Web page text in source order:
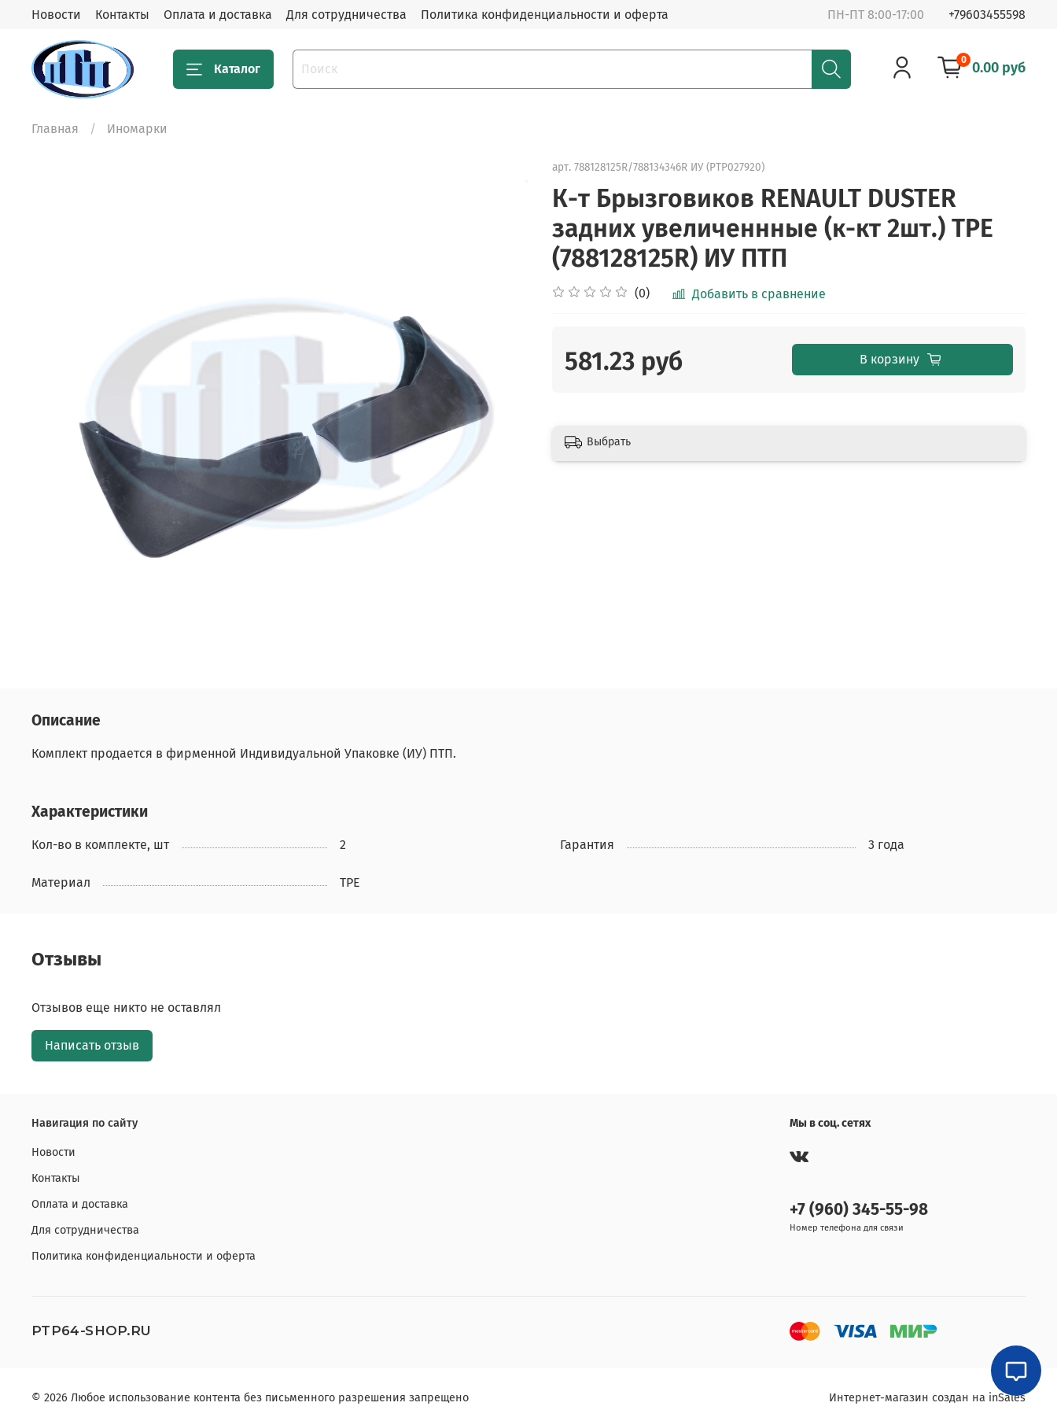
Новости Контакты Оплата и доставка Для сотрудничества Политика конфиденциальности и оферта ПН-ПТ 8:00-17:00 +79603455598
Каталог
0 0.00 руб
Главная Иномарки
арт. 788128125R/788134346R ИУ (PTP027920)
К-т Брызговиков RENAULT DUSTER
задних увеличеннные (к-кт 2шт.) TPE
(788128125R) ИУ ПТП
(0) Добавить в сравнение
581.23 руб В корзину
Выбрать
Описание
Комплект продается в фирменной Индивидуальной Упаковке (ИУ) ПТП.
Характеристики
Кол-во в комплекте, шт 2 Гарантия 3 года
Материал TPE
Отзывы
Отзывов еще никто не оставлял
Написать отзыв
Навигация по сайту
Новости
Контакты
Оплата и доставка
Для сотрудничества
Политика конфиденциальности и оферта
Мы в соц. сетях
+7 (960) 345-55-98
Номер телефона для связи
PTP64-SHOP.RU
© 2026 Любое использование контента без письменного разрешения запрещено Интернет-магазин создан на inSales